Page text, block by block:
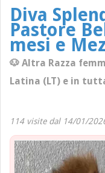
Diva
Pastore
mesi e
🐶 Altra Razza
Latina (LT) e in
114 visite dal 14/01/